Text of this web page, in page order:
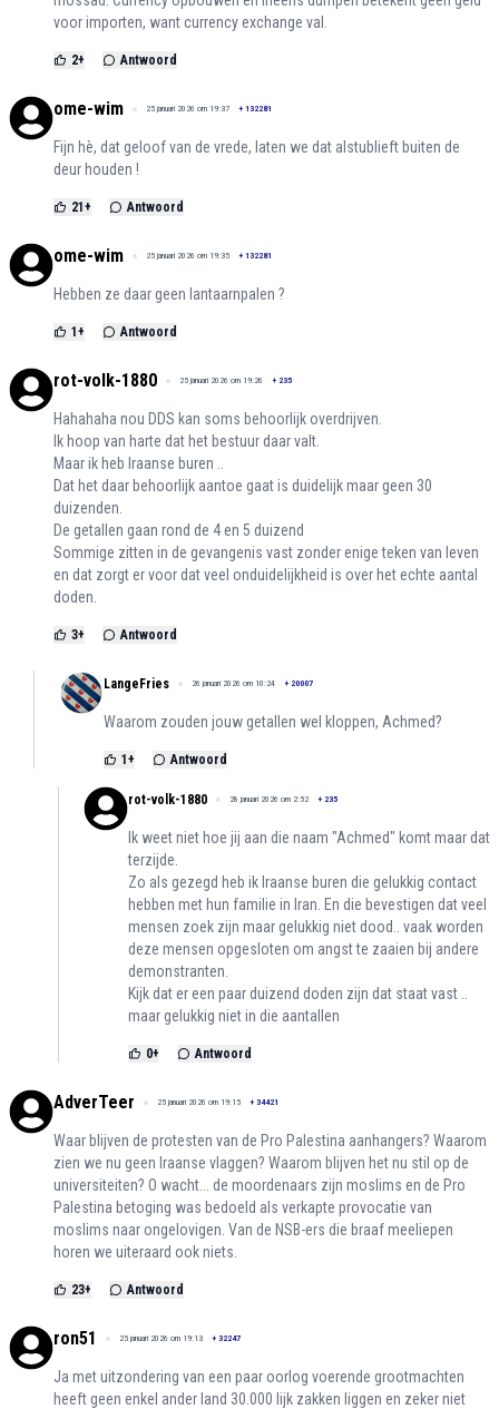
voor importen, want currency exchange val.
2+ Antwoord
ome-wim 25 januari 2026 om 19:37 + 132281
Fijn hè, dat geloof van de vrede, laten we dat alstublieft buiten de
deur houden !
21+ Antwoord
ome-wim 25 januari 2026 om 19:35 + 132281
Hebben ze daar geen lantaarnpalen ?
1+ Antwoord
rot-volk-1880 25 januari 2026 om 19:26 + 235
Hahahaha nou DDS kan soms behoorlijk overdrijven.
Ik hoop van harte dat het bestuur daar valt.
Maar ik heb Iraanse buren ..
Dat het daar behoorlijk aantoe gaat is duidelijk maar geen 30
duizenden.
De getallen gaan rond de 4 en 5 duizend
Sommige zitten in de gevangenis vast zonder enige teken van leven
en dat zorgt er voor dat veel onduidelijkheid is over het echte aantal
doden.
3+ Antwoord
LangeFries 26 januari 2026 om 10:24 + 20007
Waarom zouden jouw getallen wel kloppen, Achmed?
1+ Antwoord
rot-volk-1880 28 januari 2026 om 2:52 + 235
Ik weet niet hoe jij aan die naam "Achmed" komt maar dat
terzijde.
Zo als gezegd heb ik Iraanse buren die gelukkig contact
hebben met hun familie in Iran. En die bevestigen dat veel
mensen zoek zijn maar gelukkig niet dood.. vaak worden
deze mensen opgesloten om angst te zaaien bij andere
demonstranten.
Kijk dat er een paar duizend doden zijn dat staat vast ..
maar gelukkig niet in die aantallen
0+ Antwoord
AdverTeer 25 januari 2026 om 19:15 + 34421
Waar blijven de protesten van de Pro Palestina aanhangers? Waarom
zien we nu geen Iraanse vlaggen? Waarom blijven het nu stil op de
universiteiten? O wacht... de moordenaars zijn moslims en de Pro
Palestina betoging was bedoeld als verkapte provocatie van
moslims naar ongelovigen. Van de NSB-ers die braaf meeliepen
horen we uiteraard ook niets.
23+ Antwoord
ron51 25 januari 2026 om 19:13 + 32247
Ja met uitzondering van een paar oorlog voerende grootmachten
heeft geen enkel ander land 30.000 lijk zakken liggen en zeker niet